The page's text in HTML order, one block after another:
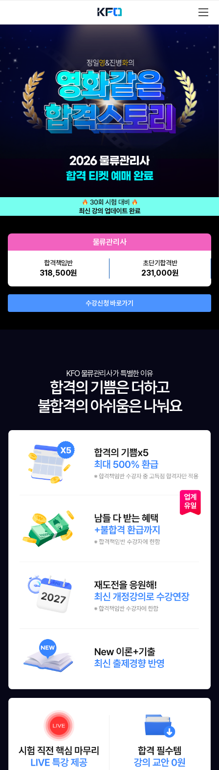
류
관
사
물류관리사
합격책임반
318,500원
초단기합격반
231,000원
수강신청 바로가기
KFO 물류관리사가 특별한 이유
합격의 기쁨은 더하고
불합격의 아쉬움은 나눠요